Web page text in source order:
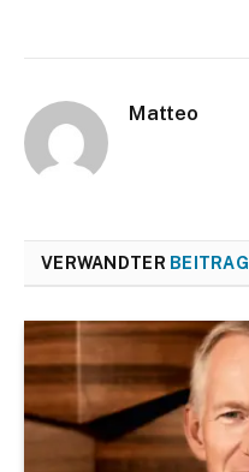
Matteo
VERWANDTER BEITRAG